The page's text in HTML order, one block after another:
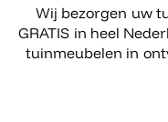
Wij bezorgen uw
GRATIS in heel
tuinmeubelen in